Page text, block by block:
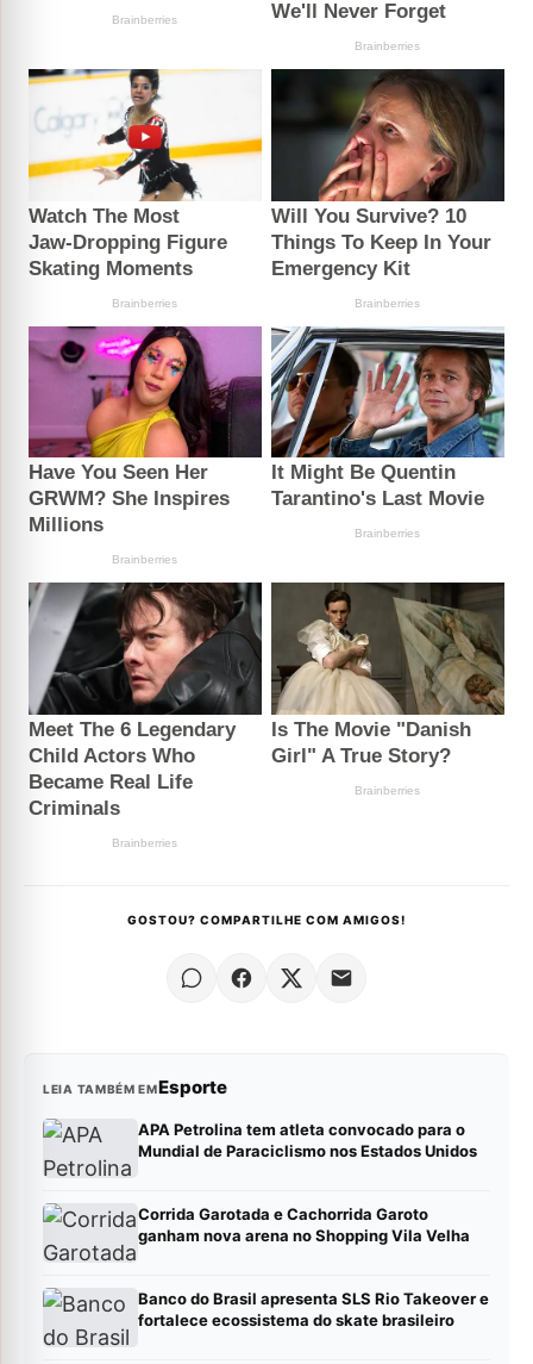
GOSTOU? COMPARTILHE COM AMIGOS!
LEIA TAMBÉM EMEsporte
APA Petrolina tem atleta convocado para o
Mundial de Paraciclismo nos Estados Unidos
Corrida Garotada e Cachorrida Garoto
ganham nova arena no Shopping Vila Velha
Banco do Brasil apresenta SLS Rio Takeover e
fortalece ecossistema do skate brasileiro